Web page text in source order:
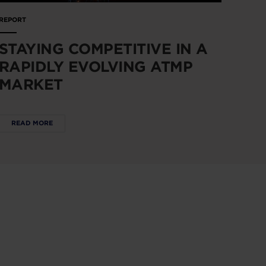
COMPETITIVE IN A
EVOLVING ATMP
READ MORE